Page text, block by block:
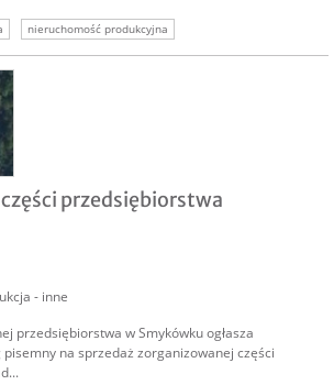
nieruchomość produkcyjna
przedsiębiorstwa
- inne
przedsiębiorstwa w Smykówku ogłasza
na sprzedaż zorganizowanej części